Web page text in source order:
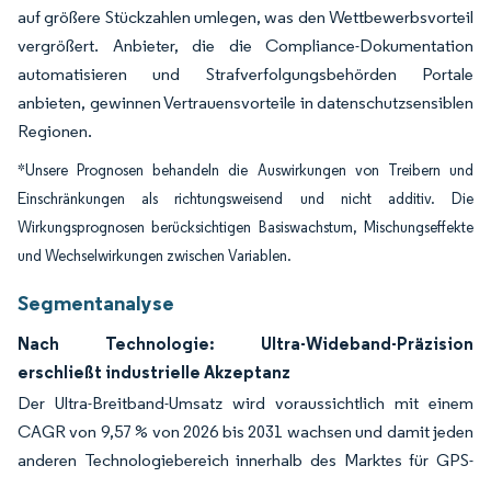
auf größere Stückzahlen umlegen, was den Wettbewerbsvorteil
vergrößert. Anbieter, die die Compliance-Dokumentation
automatisieren und Strafverfolgungsbehörden Portale
anbieten, gewinnen Vertrauensvorteile in datenschutzsensiblen
Regionen.
*Unsere Prognosen behandeln die Auswirkungen von Treibern und
Einschränkungen als richtungsweisend und nicht additiv. Die
Wirkungsprognosen berücksichtigen Basiswachstum, Mischungseffekte
und Wechselwirkungen zwischen Variablen.
Segmentanalyse
Nach Technologie: Ultra-Wideband-Präzision
erschließt industrielle Akzeptanz
Der Ultra-Breitband-Umsatz wird voraussichtlich mit einem
CAGR von 9,57 % von 2026 bis 2031 wachsen und damit jeden
anderen Technologiebereich innerhalb des Marktes für GPS-